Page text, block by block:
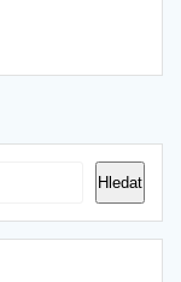
Hledat